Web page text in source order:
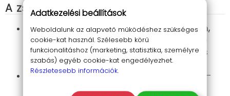
A zseblámpa, ami mindig világít!
Nagyon nagy fényerő, több mint 1400 lumen,
akár 650 méteres hatótáv:A fehér lézer LED
minden körülményben biztosítja a tökéletes
megvilágítást.
3 féle világítási mód:Erős, gyenge, villogás –
Adatkezelési beállítások
Weboldalunk az alapvető működéshez szükséges
cookie-kat használ. Szélesebb körű
funkcionalitáshoz (marketing, statisztika, személyre
szabás) egyéb cookie-kat engedélyezhet.
Részletesebb információk.